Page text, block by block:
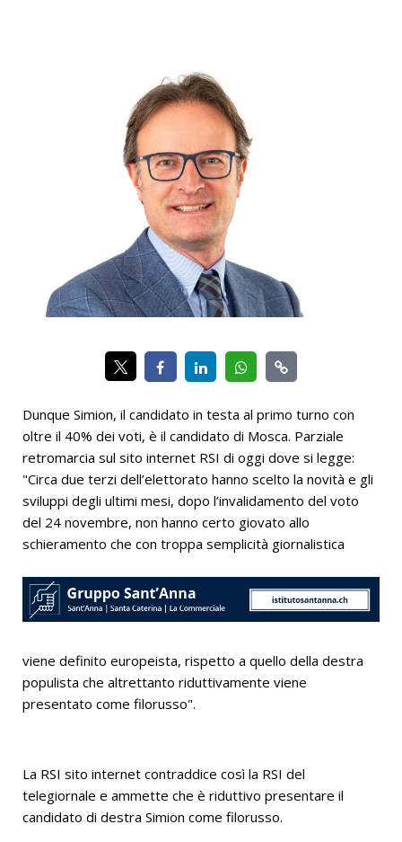
Dunque Simion, il candidato in testa al primo turno con
oltre il 40% dei voti, è il candidato di Mosca. Parziale
retromarcia sul sito internet RSI di oggi dove si legge:
"Circa due terzi dell’elettorato hanno scelto la novità e gli
sviluppi degli ultimi mesi, dopo l’invalidamento del voto
del 24 novembre, non hanno certo giovato allo
schieramento che con troppa semplicità giornalistica
viene definito europeista, rispetto a quello della destra
populista che altrettanto riduttivamente viene
presentato come filorusso".
La RSI sito internet contraddice così la RSI del
telegiornale e ammette che è riduttivo presentare il
candidato di destra Simion come filorusso.